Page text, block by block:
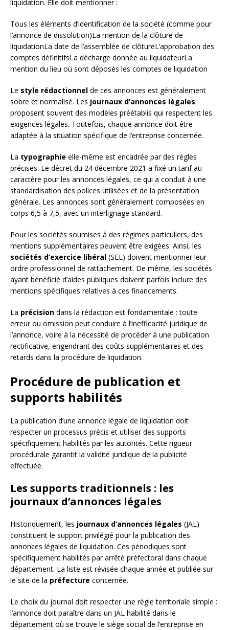
liquidation. Elle doit mentionner :
Tous les éléments d’identification de la société (comme pour
l’annonce de dissolution)La mention de la clôture de
liquidationLa date de l’assemblée de clôtureL’approbation des
comptes définitifsLa décharge donnée au liquidateurLa
mention du lieu où sont déposés les comptes de liquidation
Le style rédactionnel de ces annonces est généralement
sobre et normalisé. Les journaux d’annonces légales
proposent souvent des modèles préétablis qui respectent les
exigences légales. Toutefois, chaque annonce doit être
adaptée à la situation spécifique de l’entreprise concernée.
La typographie elle-même est encadrée par des règles
précises. Le décret du 24 décembre 2021 a fixé un tarif au
caractère pour les annonces légales, ce qui a conduit à une
standardisation des polices utilisées et de la présentation
générale. Les annonces sont généralement composées en
corps 6,5 à 7,5, avec un interlignage standard.
Pour les sociétés soumises à des régimes particuliers, des
mentions supplémentaires peuvent être exigées. Ainsi, les
sociétés d’exercice libéral (SEL) doivent mentionner leur
ordre professionnel de rattachement. De même, les sociétés
ayant bénéficié d’aides publiques doivent parfois inclure des
mentions spécifiques relatives à ces financements.
La précision dans la rédaction est fondamentale : toute
erreur ou omission peut conduire à l’inefficacité juridique de
l’annonce, voire à la nécessité de procéder à une publication
rectificative, engendrant des coûts supplémentaires et des
retards dans la procédure de liquidation.
Procédure de publication et
supports habilités
La publication d’une annonce légale de liquidation doit
respecter un processus précis et utiliser des supports
spécifiquement habilités par les autorités. Cette rigueur
procédurale garantit la validité juridique de la publicité
effectuée.
Les supports traditionnels : les
journaux d’annonces légales
Historiquement, les journaux d’annonces légales (JAL)
constituent le support privilégié pour la publication des
annonces légales de liquidation. Ces périodiques sont
spécifiquement habilités par arrêté préfectoral dans chaque
département. La liste est révisée chaque année et publiée sur
le site de la préfecture concernée.
Le choix du journal doit respecter une règle territoriale simple :
l’annonce doit paraître dans un JAL habilité dans le
département où se trouve le siège social de l’entreprise en